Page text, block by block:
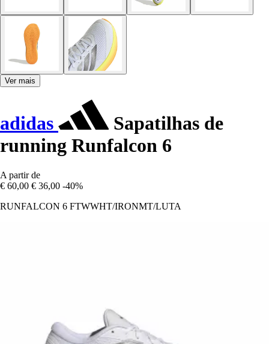
Ver mais
adidas
Sapatilhas de
running Runfalcon 6
A partir de
€ 60,00 € 36,00 -40%
RUNFALCON 6 FTWWHT/IRONMT/LUTA